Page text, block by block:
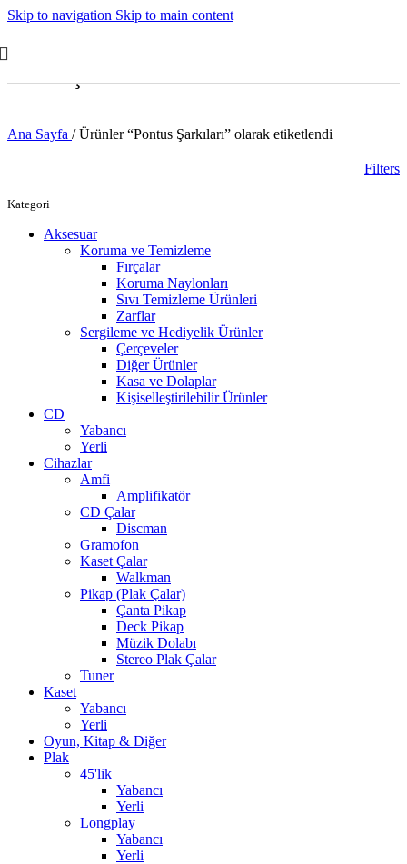
Skip to navigation Skip to main content
Pontus Şarkıları
Ana Sayfa / Ürünler “Pontus Şarkıları” olarak etiketlendi
Filters
Kategori
Aksesuar
Koruma ve Temizleme
Fırçalar
Koruma Naylonları
Sıvı Temizleme Ürünleri
Zarflar
Sergileme ve Hediyelik Ürünler
Çerçeveler
Diğer Ürünler
Kasa ve Dolaplar
Kişiselleştirilebilir Ürünler
CD
Yabancı
Yerli
Cihazlar
Amfi
Amplifikatör
CD Çalar
Discman
Gramofon
Kaset Çalar
Walkman
Pikap (Plak Çalar)
Çanta Pikap
Deck Pikap
Müzik Dolabı
Stereo Plak Çalar
Tuner
Kaset
Yabancı
Yerli
Oyun, Kitap & Diğer
Plak
45'lik
Yabancı
Yerli
Longplay
Yabancı
Yerli